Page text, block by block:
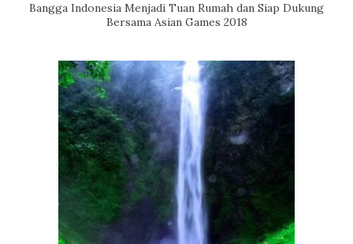
Bangga Indonesia Menjadi Tuan Rumah dan Siap Dukung
Bersama Asian Games 2018